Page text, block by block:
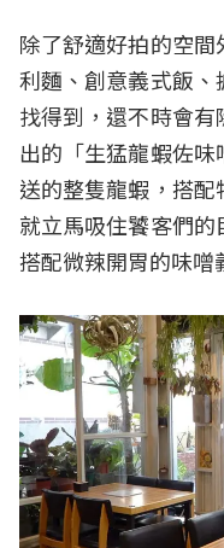
除了舒適好拍的空
利麵、創意義式飯
找得到，還不時會
出的「生猛龍蝦佐
送的整隻龍蝦，搭
就立馬吸住饕客們的
搭配微辣開胃的味噌